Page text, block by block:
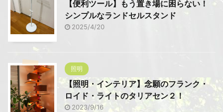
【便利ツール】もう置き場に困らない！
シンプルなランドセルスタンド
2025/4/20
照明
【照明・インテリア】念願のフランク・
ロイド・ライトのタリアセン２！
2023/9/16